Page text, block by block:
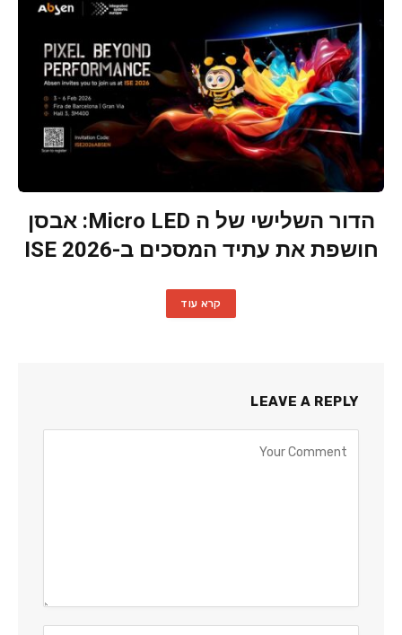
הדור השלישי של ה Micro LED: אבסן
חושפת את עתיד המסכים ב-ISE 2026
קרא עוד
LEAVE A REPLY